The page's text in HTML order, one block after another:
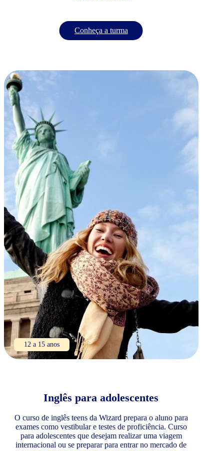
Conheça a turma
12 a 15 anos
Inglês para adolescentes
O curso de inglês teens da Wizard prepara o aluno para
exames como vestibular e testes de proficiência. Curso
para adolescentes que desejam realizar uma viagem
internacional ou se preparar para entrar no mercado de